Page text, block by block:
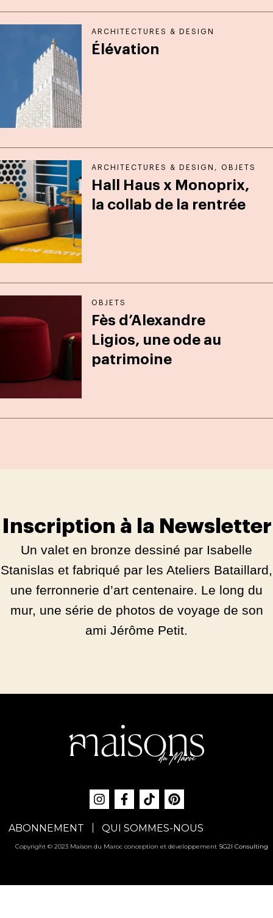
ARCHITECTURES & DESIGN
Élévation
ARCHITECTURES & DESIGN ,OBJETS
Hall Haus x Monoprix,
la collab de la rentrée
OBJETS
Fès d’Alexandre
Ligios, une ode au
patrimoine
Inscription à la Newsletter
Un valet en bronze dessiné par Isabelle
Stanislas et fabriqué par les Ateliers Bataillard,
une ferronnerie d’art centenaire. Le long du
mur, une série de photos de voyage de son
ami Jérôme Petit.
ABONNEMENT QUI SOMMES-NOUS
Copyright © 2023 Maison du Maroc conception et développement SG2I Consulting